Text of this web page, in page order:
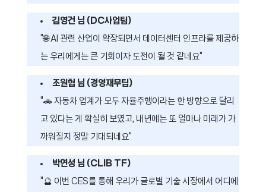
김영건 님 (DC사업팀)
"🌐 AI 관련 산업이 확장되면서 데이터센터 인프라를 제공하
는 우리에게는 큰 기회이자 도전이 될 것 같네요"
조원협 님 (경영재무팀)
"🚗 자동차 업계가 모두 자율주행이라는 한 방향으로 달리
고 있다는 게 확실히 보였고, 내년에는 또 얼마나 미래가 가
까워질지 정말 기대되네요"
박연성 님 (CLIB TF)
"🔮 이번 CES를 통해 우리가 글로벌 기술 시장에서 어디에